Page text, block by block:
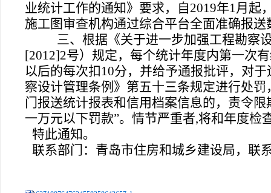
业统计工作的通知》要求，自2019年1月
施工图审查机构通过综合平台全面准确报送
三、根据《关于进一步加强工程勘察
[2012]2号）规定，每个统计年度内第一次
以后的每次扣10分，并给予通报批评，对
察设计管理条例》第五十三条规定进行处
门报送统计报表和信用档案信息的，责令
一万元以下罚款”。情节严重者,将和年度检
特此通知。
联系部门：青岛市住房和城乡建设局，联